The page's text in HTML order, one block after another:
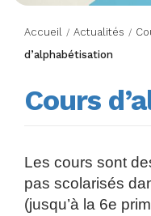
Accueil / Actualités /
d’alphabétisation
Cours
Les cours sont
pas scolarisés
(jusqu’à la 6e